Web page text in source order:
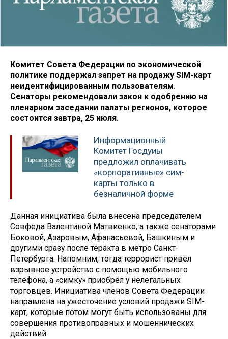
Комитет Совета Федерации по экономической
политике поддержал запрет на продажу SIM-карт
неидентифицированным пользователям.
Сенаторы рекомендовали закон к одобрению на
пленарном заседании палаты регионов, которое
состоится завтра, 25 июля.
Информационный
Комитет Госдуиы
предложил оплачивать
«корпоративные» сим-
карты только в
безналичной форме
Данная инициатива была внесена председателем
Совфеда Валентиной Матвиенко, а также сенаторами
Боковой, Азаровым, Афанасьевой, Башкиным и
другими сразу после теракта в метро Санкт-
Петербурга. Напомним, тогда террорист привёл
взрывное устройство с помощью мобильного
телефона, а «симку» приобрёл у нелегальных
торговцев. Инициатива членов Совета Федерации
направлена на ужесточение условий продажи SIM-
карт, которые потом могут быть использованы для
совершения противоправных и мошеннических
действий.